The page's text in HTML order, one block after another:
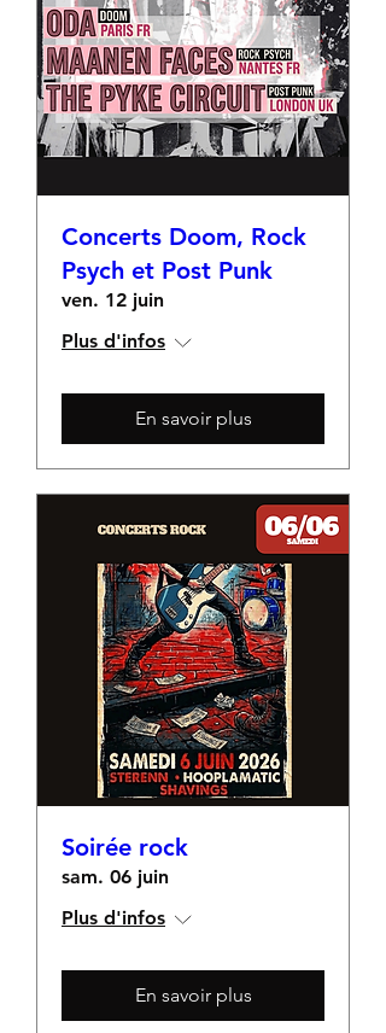
Concerts Doom, Rock
Psych et Post Punk
ven. 12 juin
Plus d'infos
En savoir plus
Soirée rock
sam. 06 juin
Plus d'infos
En savoir plus